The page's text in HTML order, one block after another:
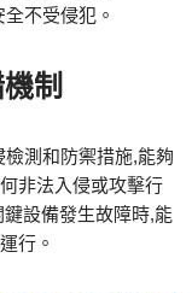
不受侵犯。
制
測和防禦措施,能夠
非法入侵或攻擊行
設備發生故障時,能
行。